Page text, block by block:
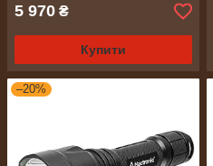
5 970 ₴
Купити
–20%